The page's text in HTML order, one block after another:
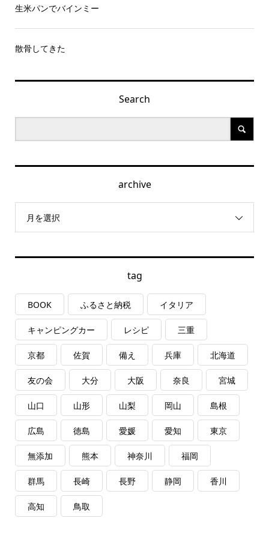
生米パンでバインミー
散骨してきた
Search
archive
月を選択
tag
BOOK ふるさと納税 イタリア
キャンピングカー レシピ 三重
京都 佐賀 備え 兵庫 北海道
友の会 大分 大阪 奈良 宮城
山口 山形 山梨 岡山 島根
広島 徳島 愛媛 愛知 東京
無添加 熊本 神奈川 福岡
群馬 長崎 長野 静岡 香川
高知 鳥取